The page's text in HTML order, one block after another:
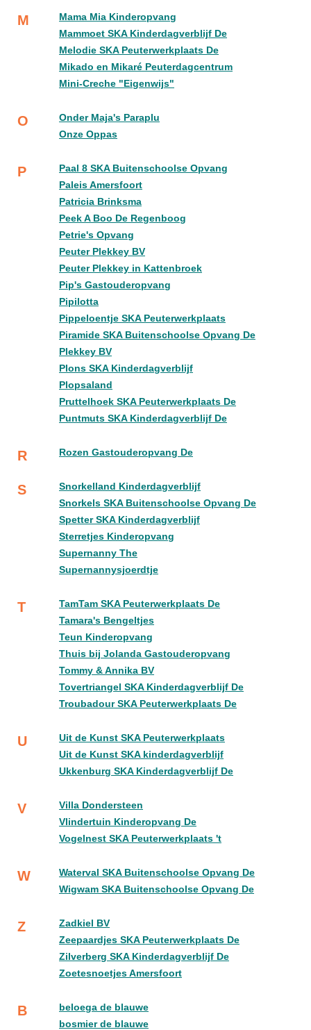
M
Mama Mia Kinderopvang
Mammoet SKA Kinderdagverblijf De
Melodie SKA Peuterwerkplaats De
Mikado en Mikaré Peuterdagcentrum
Mini-Creche "Eigenwijs"
O
Onder Maja's Paraplu
Onze Oppas
P
Paal 8 SKA Buitenschoolse Opvang
Paleis Amersfoort
Patricia Brinksma
Peek A Boo De Regenboog
Petrie's Opvang
Peuter Plekkey BV
Peuter Plekkey in Kattenbroek
Pip's Gastouderopvang
Pipilotta
Pippeloentje SKA Peuterwerkplaats
Piramide SKA Buitenschoolse Opvang De
Plekkey BV
Plons SKA Kinderdagverblijf
Plopsaland
Pruttelhoek SKA Peuterwerkplaats De
Puntmuts SKA Kinderdagverblijf De
R Rozen Gastouderopvang De
S
Snorkelland Kinderdagverblijf
Snorkels SKA Buitenschoolse Opvang De
Spetter SKA Kinderdagverblijf
Sterretjes Kinderopvang
Supernanny The
Supernannysjoerdtje
T
TamTam SKA Peuterwerkplaats De
Tamara's Bengeltjes
Teun Kinderopvang
Thuis bij Jolanda Gastouderopvang
Tommy & Annika BV
Tovertriangel SKA Kinderdagverblijf De
Troubadour SKA Peuterwerkplaats De
U
Uit de Kunst SKA Peuterwerkplaats
Uit de Kunst SKA kinderdagverblijf
Ukkenburg SKA Kinderdagverblijf De
V
Villa Dondersteen
Vlindertuin Kinderopvang De
Vogelnest SKA Peuterwerkplaats 't
W
Waterval SKA Buitenschoolse Opvang De
Wigwam SKA Buitenschoolse Opvang De
Z
Zadkiel BV
Zeepaardjes SKA Peuterwerkplaats De
Zilverberg SKA Kinderdagverblijf De
Zoetesnoetjes Amersfoort
B
beloega de blauwe
bosmier de blauwe